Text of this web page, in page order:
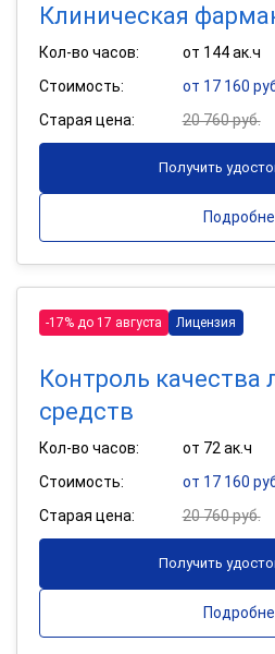
Клиническая
Кол-во часов:
от 144 ак.ч
Стоимость:
от 17 160
Старая цена:
20 760 руб.
Получить
-17% до 17 августа Лицензия
Контроль качества
средств
Кол-во часов:
от 72 ак.ч
Стоимость:
от 17 160
Старая цена:
20 760 руб.
Получить